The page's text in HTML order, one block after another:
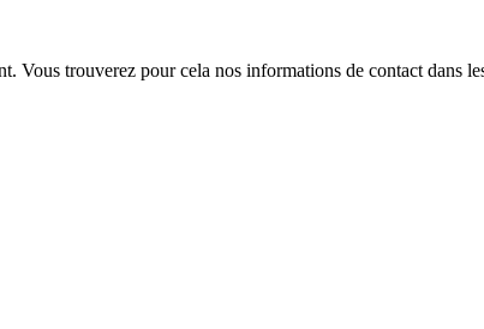
Vous trouverez pour cela nos informations de contact dans